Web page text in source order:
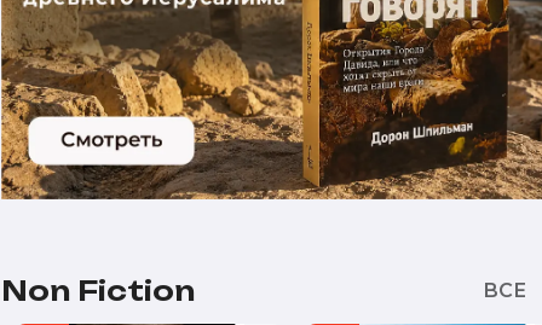
Non Fiction